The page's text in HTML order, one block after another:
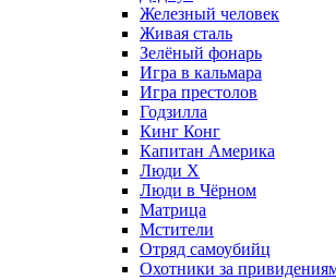
Железный человек
Живая сталь
Зелёный фонарь
Игра в кальмара
Игра престолов
Годзилла
Кинг Конг
Капитан Америка
Люди X
Люди в Чёрном
Матрица
Мстители
Отряд самоубийц
Охотники за